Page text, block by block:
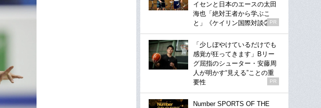
イセンと日本のエースの太田
海也「絶対王者から学ぶこ
と」《ケイリン国際対談②》
PR
「少しぼやけているだけでも
感覚が狂ってきます」Bリー
グ屈指のシューター・安藤周
人が明かす“見える”ことの重
要性
PR
Number SPORTS OF THE